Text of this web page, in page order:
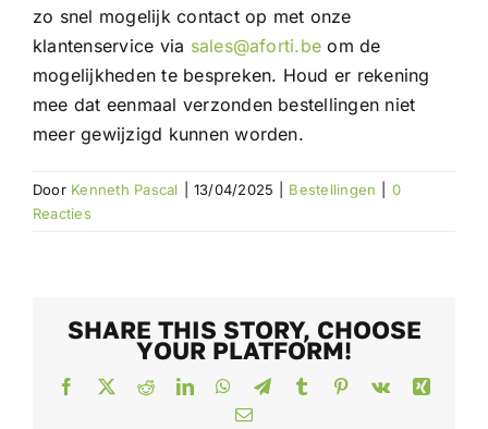
zo snel mogelijk contact op met onze
klantenservice via sales@aforti.be om de
mogelijkheden te bespreken. Houd er rekening
mee dat eenmaal verzonden bestellingen niet
meer gewijzigd kunnen worden.
Door Kenneth Pascal 13/04/2025 Bestellingen
0
Reacties
SHARE THIS STORY, CHOOSE
YOUR PLATFORM!
Facebook
X RedditLinkedInWhatsApp
TelegramTumblr Pinterest
Vk
Xing
E-